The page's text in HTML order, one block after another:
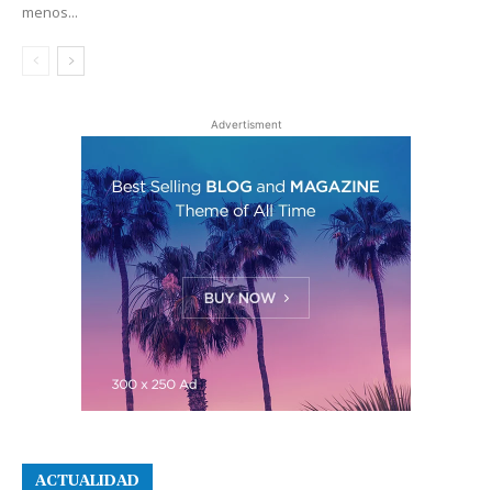
menos...
Advertisment
ACTUALIDAD